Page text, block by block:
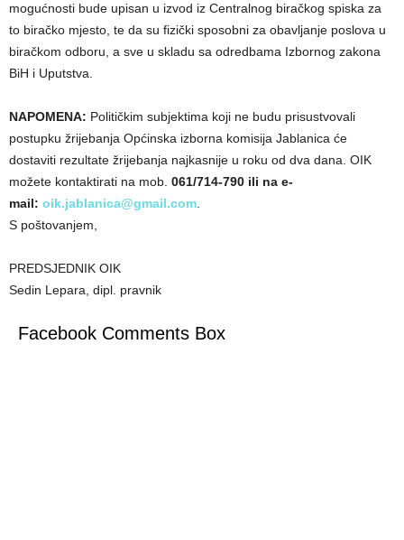
mogućnosti bude upisan u izvod iz Centralnog biračkog spiska za
to biračko mjesto, te da su fizički sposobni za obavljanje poslova u
biračkom odboru, a sve u skladu sa odredbama Izbornog zakona
BiH i Uputstva.
NAPOMENA: Političkim subjektima koji ne budu prisustvovali
postupku žrijebanja Općinska izborna komisija Jablanica će
dostaviti rezultate žrijebanja najkasnije u roku od dva dana. OIK
možete kontaktirati na mob. 061/714-790 ili na e-
mail: oik.jablanica@gmail.com
S poštovanjem,
PREDSJEDNIK OIK
Sedin Lepara, dipl. pravnik
Facebook Comments Box